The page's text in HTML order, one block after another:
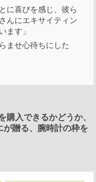
に喜びを感じ、彼ら
んにエキサイティン
ます」
ませ心待ちにした
入できるかどうか、
が贈る、腕時計の枠を